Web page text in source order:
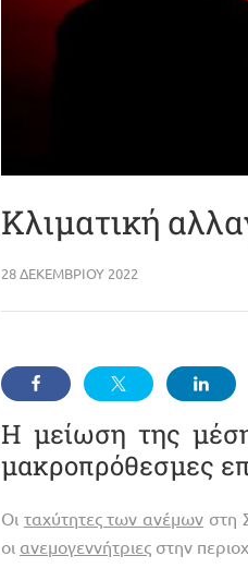
Κλιματική
28 ΔΕΚΕΜΒΡΊΟΥ 2022
Η μείωση της
μακροπρόθεσμες
Οι ταχύτητες των ανέμων στη
οι ανεμογεννήτριες στην